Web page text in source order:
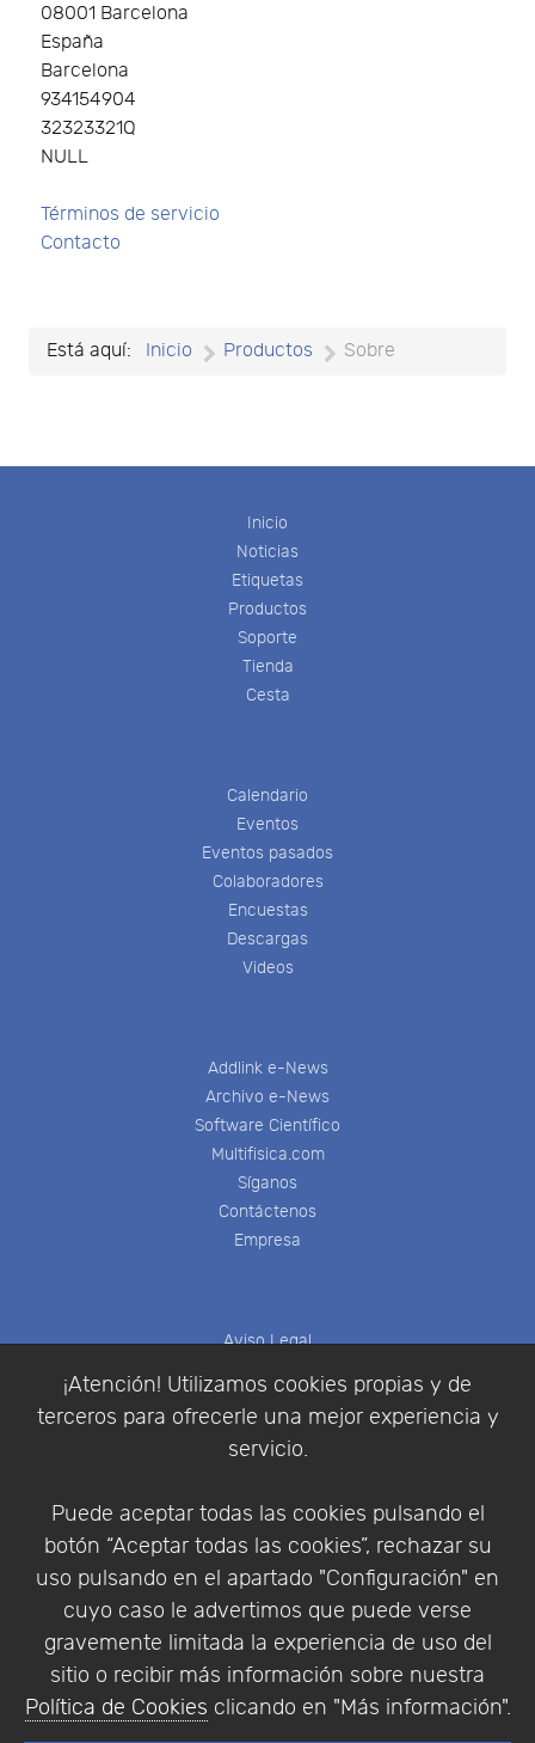
¡Atención! Utilizamos cookies propias y de
terceros para ofrecerle una mejor experiencia y
servicio.
Puede aceptar todas las cookies pulsando el
botón “Aceptar todas las cookies”, rechazar su
uso pulsando en el apartado "Configuración" en
cuyo caso le advertimos que puede verse
gravemente limitada la experiencia de uso del
sitio o recibir más información sobre nuestra
Política de Cookies clicando en "Más información".
08001 Barcelona
España
Barcelona
934154904
32323321Q
NULL
Términos de servicio
Contacto
Está aquí: Inicio Productos Sobre
Inicio
Noticias
Etiquetas
Productos
Soporte
Tienda
Cesta
Calendario
Eventos
Eventos pasados
Colaboradores
Encuestas
Descargas
Videos
Addlink e-News
Archivo e-News
Software Científico
Multifisica.com
Síganos
Contáctenos
Empresa
Aviso Legal
Política de Privacidad
Condiciones de compra
Identificarse
Empresa|Aviso Legal| Política de Privacidad |
Política de Cookies
© Copyright 1994 - 2026. Addlink Software
Científico, S.L.